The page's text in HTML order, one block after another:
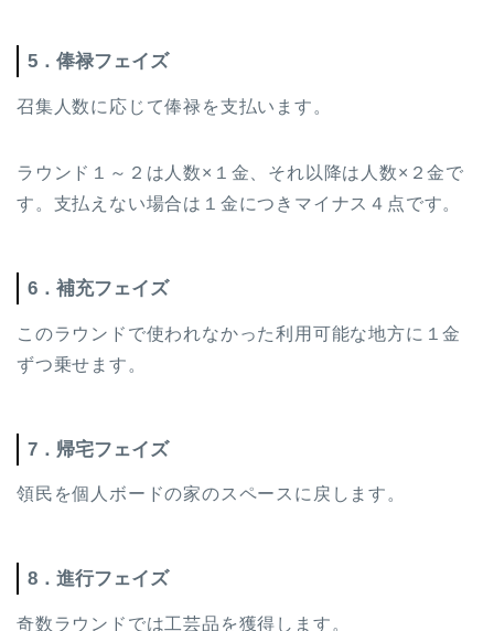
5．俸禄フェイズ
召集人数に応じて俸禄を支払います。
ラウンド１～２は人数×１金、それ以降は人数×２金で
す。支払えない場合は１金につきマイナス４点です。
6．補充フェイズ
このラウンドで使われなかった利用可能な地方に１金
ずつ乗せます。
7．帰宅フェイズ
領民を個人ボードの家のスペースに戻します。
8．進行フェイズ
奇数ラウンドでは工芸品を獲得します。